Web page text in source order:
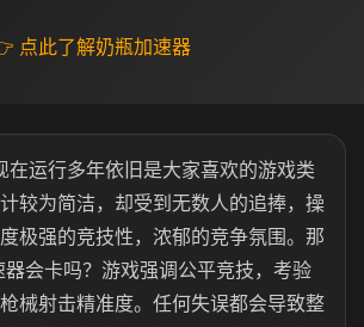
点此了解奶瓶加速器
在运行多年依旧是大家喜欢的游戏类
较为简洁，却受到无数人的追捧，操
极强的竞技性，浓郁的竞争氛围。那
会卡吗？游戏强调公平竞技，考验
械射击精准度。任何失误都会导致整